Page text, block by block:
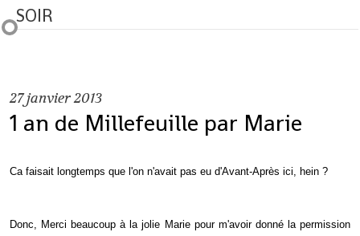
SOIR
27 janvier 2013
1 an de Millefeuille par Marie
Ca faisait longtemps que l'on n'avait pas eu d'Avant-Après ici, hein ?
Donc, Merci beaucoup à la jolie Marie pour m'avoir donné la permission